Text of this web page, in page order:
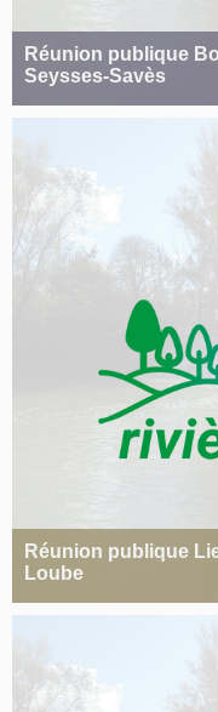
Réunion publique
Seysses-Savès
Réunion publique
Loube